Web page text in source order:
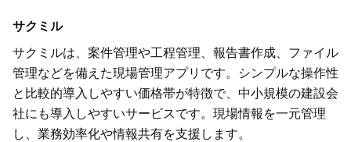
サクミル
サクミルは、案件管理や工程管理、報告書作成、ファイル
管理などを備えた現場管理アプリです。シンプルな操作性
と比較的導入しやすい価格帯が特徴で、中小規模の建設会
社にも導入しやすいサービスです。現場情報を一元管理
し、業務効率化や情報共有を支援します。